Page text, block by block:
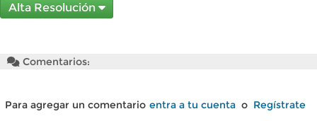
Alta Resolución
Comentarios:
Para agregar un comentario entra a tu cuenta o Regístrate